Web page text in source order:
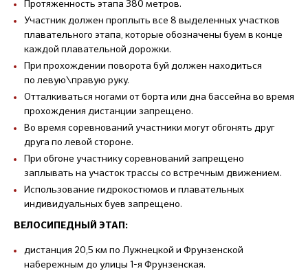
Протяженность этапа 380 метров.
Участник должен проплыть все 8 выделенных участков
плавательного этапа, которые обозначены буем в конце
каждой плавательной дорожки.
При прохождении поворота буй должен находиться
по левую\правую руку.
Отталкиваться ногами от борта или дна бассейна во время
прохождения дистанции запрещено.
Во время соревнований участники могут обгонять друг
друга по левой стороне.
При обгоне участнику соревнований запрещено
заплывать на участок трассы со встречным движением.
Использование гидрокостюмов и плавательных
индивидуальных буев запрещено.
ВЕЛОСИПЕДНЫЙ ЭТАП:
дистанция 20,5 км по Лужнецкой и Фрунзенской
набережным до улицы 1-я Фрунзенская.